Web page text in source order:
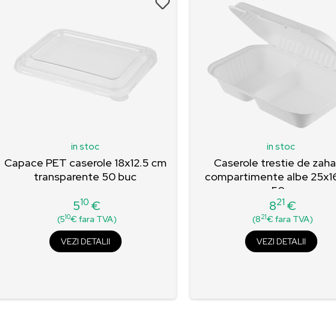
in stoc
Capace PET caserole 18x12.5 cm
transparente 50 buc
Pret
510 €
(510€ fara TVA)
VEZI DETALII
in stoc
Caserole trestie de
compartimente albe
50...
Pret
821 €
(821€ fara TVA)
VEZI DETALII